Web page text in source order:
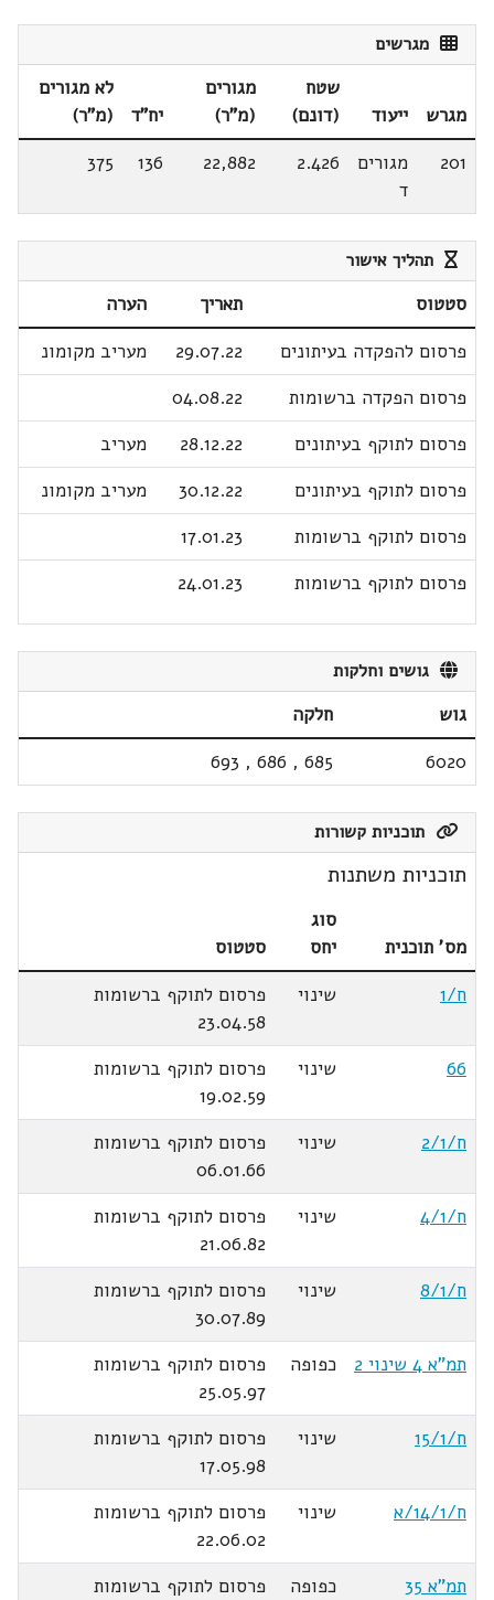
מגרשים
מגרש ייעוד
שטח
(דונם)
מגורים
(מ"ר)
יח"ד
לא מגורים
(מ"ר)
201
מגורים
ד
2.426
22,882
136
375
תהליך אישור
סטטוס תאריך
הערה
פרסום להפקדה בעיתונים
29.07.22
מעריב מקומונ
פרסום הפקדה ברשומות
04.08.22
פרסום לתוקף בעיתונים
28.12.22
מעריב
פרסום לתוקף בעיתונים
30.12.22
מעריב מקומונ
פרסום לתוקף ברשומות
17.01.23
פרסום לתוקף ברשומות
24.01.23
גושים וחלקות
גוש
חלקה
6020
685
,
686
,
693
תוכניות קשורות
תוכניות משתנות
מס' תוכנית
סוג
יחס
סטטוס
ח/1
שינוי
פרסום לתוקף ברשומות
23.04.58
66
שינוי
פרסום לתוקף ברשומות
19.02.59
ח/2/1
שינוי
פרסום לתוקף ברשומות
06.01.66
ח/4/1
שינוי
פרסום לתוקף ברשומות
21.06.82
ח/8/1
שינוי
פרסום לתוקף ברשומות
30.07.89
תמ"א 4 שינוי 2
כפופה
פרסום לתוקף ברשומות
25.05.97
ח/15/1
שינוי
פרסום לתוקף ברשומות
17.05.98
ח/14/1/א
שינוי
פרסום לתוקף ברשומות
22.06.02
תמ"א 35
כפופה
פרסום לתוקף ברשומות